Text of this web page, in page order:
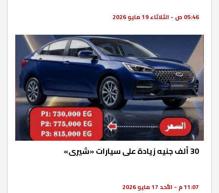
05:46 ص - الثلاثاء 19 مايو 2026
30 ألف جنيه زيادة على سيارات «شيرى»
11:07 م - الأحد 17 مايو 2026